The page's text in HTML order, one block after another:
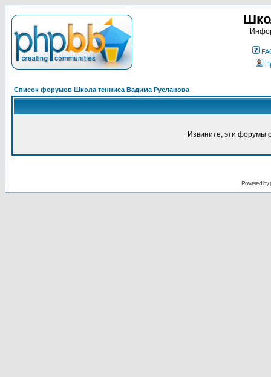
Список форумов Школа тенниса Вадима Русланова
Извините, эти форумы
Powered by